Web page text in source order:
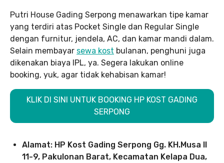
Putri House Gading Serpong menawarkan tipe kamar
yang terdiri atas Pocket Single dan Regular Single
dengan furnitur, jendela, AC, dan kamar mandi dalam.
Selain membayar sewa kost bulanan, penghuni juga
dikenakan biaya IPL, ya. Segera lakukan online
booking, yuk, agar tidak kehabisan kamar!
KLIK DI SINI UNTUK BOOKING HP KOST GADING
SERPONG
Alamat: HP Kost Gading Serpong Gg. KH.Musa II
11-9, Pakulonan Barat, Kecamatan Kelapa Dua,